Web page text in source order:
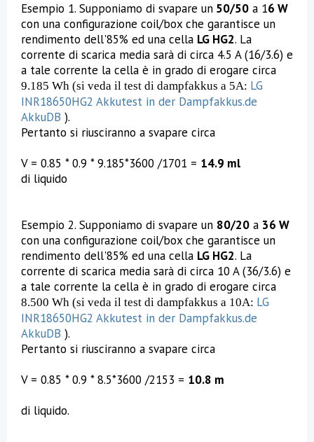
Esempio 1. Supponiamo di svapare un 50/50 a 16 W
con una configurazione coil/box che garantisce un
rendimento dell'85% ed una cella LG HG2. La
corrente di scarica media sarà di circa 4.5 A (16/3.6) e
a tale corrente la cella è in grado di erogare circa
9.185 Wh (si veda il test di dampfakkus a 5A: LG
INR18650HG2 Akkutest in der Dampfakkus.de
AkkuDB ).
Pertanto si riusciranno a svapare circa
V = 0.85 * 0.9 * 9.185*3600 /1701 = 14.9 ml
di liquido
Esempio 2. Supponiamo di svapare un 80/20 a 36 W
con una configurazione coil/box che garantisce un
rendimento dell'85% ed una cella LG HG2. La
corrente di scarica media sarà di circa 10 A (36/3.6) e
a tale corrente la cella è in grado di erogare circa
8.500 Wh (si veda il test di dampfakkus a 10A: LG
INR18650HG2 Akkutest in der Dampfakkus.de
AkkuDB ).
Pertanto si riusciranno a svapare circa
V = 0.85 * 0.9 * 8.5*3600 /2153 = 10.8 m
di liquido.